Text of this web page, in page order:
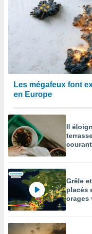
Les mégafeux font
en Europe
Il
Grêle
placés
orages